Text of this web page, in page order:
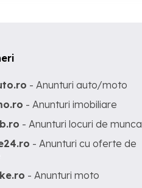
- Anunturi auto/moto
- Anunturi imobiliare
- Anunturi locuri de munca
- Anunturi cu oferte de
- Anunturi moto